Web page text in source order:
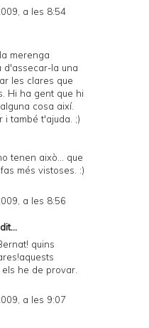
a les 8:54
merenga
d'assecar-la una
les clares que
Hi ha gent que hi
cosa així.
i també t'ajuda. ;)
tenen això... que
més vistoses. :)
a les 8:56
quins
he de provar.
a les 9:07